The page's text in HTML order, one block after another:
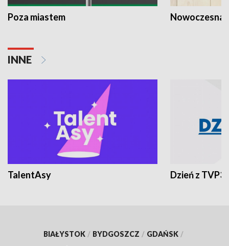
Poza miastem Nowoczesna
INNE
TalentAsy Dzień z TVP3
BIAŁYSTOK / BYDGOSZCZ / GDAŃSK /